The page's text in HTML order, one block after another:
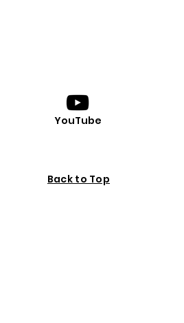
YouTube
Back to Top